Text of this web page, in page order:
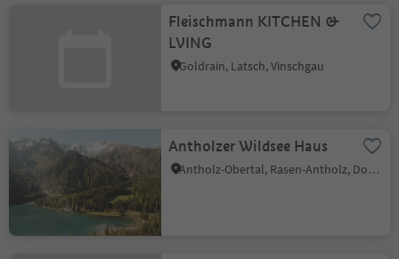
Fleischmann KITCHEN &
LVING
Goldrain, Latsch, Vinschgau
Antholzer Wildsee Haus
Antholz-Obertal, Rasen-Antholz, Dolomitenregion Kronplatz